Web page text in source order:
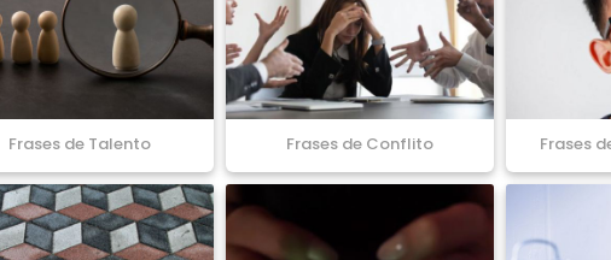
Frases de Talento Frases de Conflito Frases